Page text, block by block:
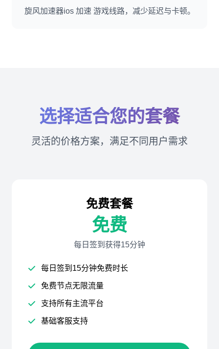
旋风加速器ios 加速 游戏线路，减少延迟与卡顿。
选择适合您的套餐
灵活的价格方案，满足不同用户需求
免费套餐
免费
每日签到获得15分钟
每日签到15分钟免费时长
免费节点无限流量
支持所有主流平台
基础客服支持